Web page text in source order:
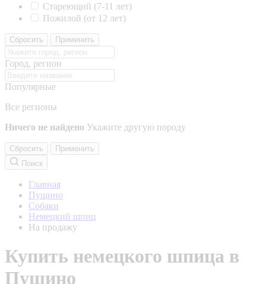
Стареющий (7-11 лет)
Пожилой (от 12 лет)
Сбросить Применить
Город, регион
Популярные
Все регионы
Ничего не найдено Укажите другую породу
Сбросить
Применить
Поиск
Главная
Пущино
Собаки
Немецкий шпиц
На продажу
Купить немецкого шпица в
Пущино